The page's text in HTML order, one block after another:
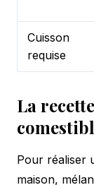
Cuisson
requise
La
Pour réaliser
maison,